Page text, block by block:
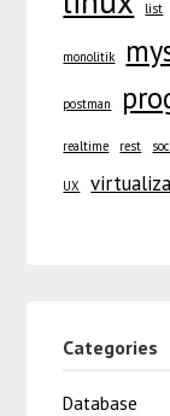
list
monolitik
postman
realtime rest
UX
Categories
Database